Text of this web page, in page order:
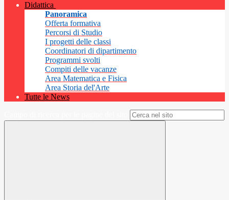
Didattica
Panoramica
Offerta formativa
Percorsi di Studio
I progetti delle classi
Coordinatori di dipartimento
Programmi svolti
Compiti delle vacanze
Area Matematica e Fisica
Area Storia del'Arte
Tutte le News